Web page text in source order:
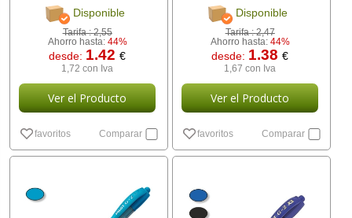
Disponible
Tarifa :2,55
Ahorro hasta: 44%
desde: 1.42€
1,72 con Iva
Ver el Producto
favoritos Comparar
Disponible
Tarifa :2,47
Ahorro hasta: 44%
desde: 1.38€
1,67 con Iva
Ver el Producto
favoritos Comparar